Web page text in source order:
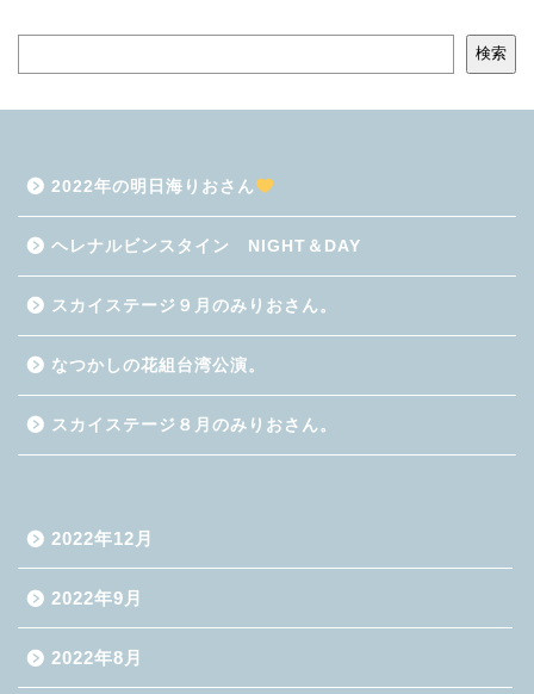
検索
2022年の明日海りおさん
ヘレナルビンスタイン NIGHT＆DAY
スカイステージ９月のみりおさん。
なつかしの花組台湾公演。
スカイステージ８月のみりおさん。
2022年12月
2022年9月
2022年8月